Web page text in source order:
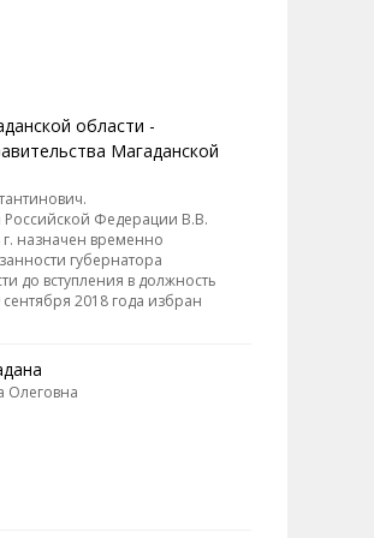
области -
Магаданской
Российской Федерации В.В.
назначен временно
губернатора
до вступления в должность
2018 года избран
Олеговна